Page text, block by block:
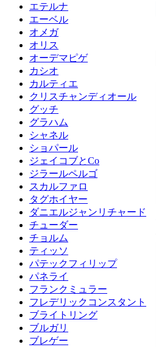
エテルナ
エーベル
オメガ
オリス
オーデマピゲ
カシオ
カルティエ
クリスチャンディオール
グッチ
グラハム
シャネル
ショパール
ジェイコブとCo
ジラールペルゴ
スカルファロ
タグホイヤー
ダニエルジャンリチャード
チューダー
チョルム
ティッソ
パテックフィリップ
パネライ
フランクミュラー
フレデリックコンスタント
ブライトリング
ブルガリ
ブレゲー